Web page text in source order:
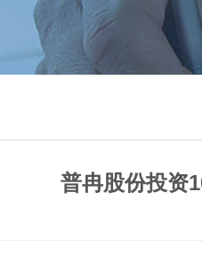
普冉股份投资